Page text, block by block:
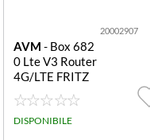
20002907
AVM - Box 682
0 Lte V3 Router
4G/LTE FRITZ
MODEM ROUT
ER BOX 6820 I
NTERNATIONA
DISPONIBILE